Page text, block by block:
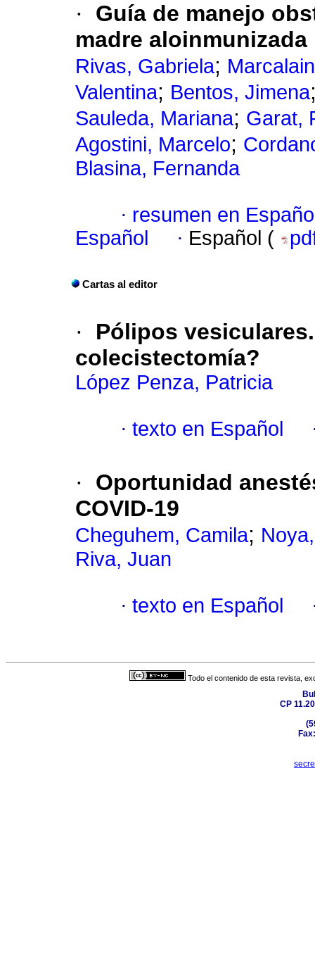
·
Guía de manejo
madre aloinmunizada
Rivas, Gabriela;
Valentina; Bentos, Jimena
Sauleda, Mariana; Garat,
Agostini, Marcelo;
Blasina, Fernanda
· resumen en
Español
· Español (
Cartas al editor
·
Pólipos
colecistectomía?
López Penza, Patricia
· texto en Español
·
Oportunidad
COVID-19
Cheguhem, Camila;
Riva, Juan
· texto en Español
Todo el contenido de esta revista,
CP